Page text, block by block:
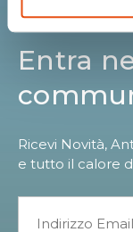
Entra
Ricevi Novità,
e tutto il calore